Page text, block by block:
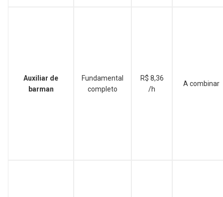
Auxiliar de
barman
Fundamental
completo
R$ 8,36
/h
A combinar